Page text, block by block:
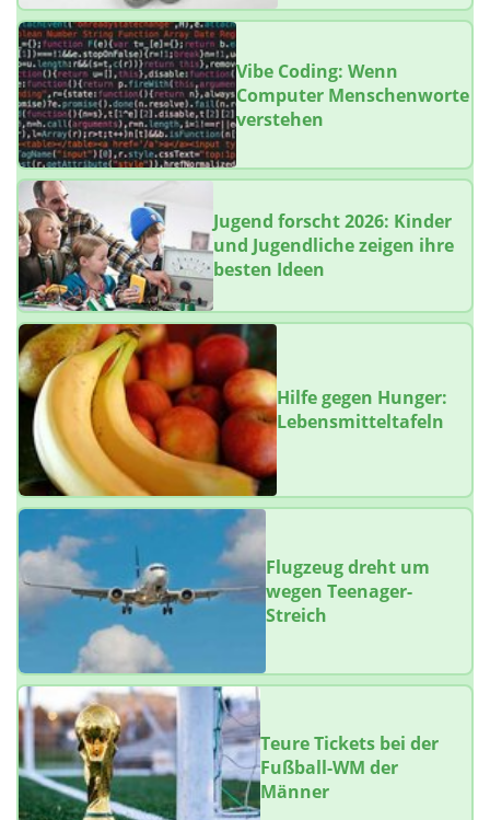
Vibe Coding: Wenn
Computer Menschenworte
verstehen
Jugend forscht 2026: Kinder
und Jugendliche zeigen ihre
besten Ideen
Hilfe gegen Hunger:
Lebensmitteltafeln
Flugzeug dreht um
wegen Teenager-
Streich
Teure Tickets bei der
Fußball-WM der
Männer